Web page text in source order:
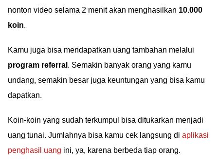
nonton video selama 2 menit akan menghasilkan 10.000
koin.
Kamu juga bisa mendapatkan uang tambahan melalui
program referral . Semakin banyak orang yang kamu
undang, semakin besar juga keuntungan yang bisa kamu
dapatkan.
Koin-koin yang sudah terkumpul bisa ditukarkan menjadi
uang tunai. Jumlahnya bisa kamu cek langsung di aplikasi
penghasil uang ini, ya, karena berbeda tiap orang.